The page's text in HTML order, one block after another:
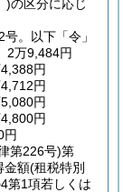
)の区分に応じ
。以下「令」
2万9,484円
円
円
円
円
第226号)第
金額(租税特別
第1項若しくは